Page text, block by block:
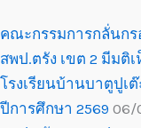
คณะกรรมการกลั่นก
สพป.ตรัง เขต 2 มีม
โรงเรียนบ้านบาตูปูเ
ปีการศึกษา 2569 06/